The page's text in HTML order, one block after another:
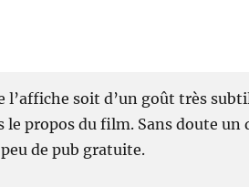
l’affiche soit d’un goût très
le propos du film. Sans doute
de pub gratuite.